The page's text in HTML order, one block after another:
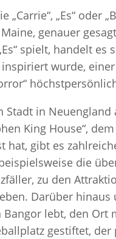
„Es“ oder
genauer
spielt, handelt es
wurde,
in Neuengland
King House“,
hat, gibt es
die
zu den
Darüber
lebt, den Ort
gestiftet, der